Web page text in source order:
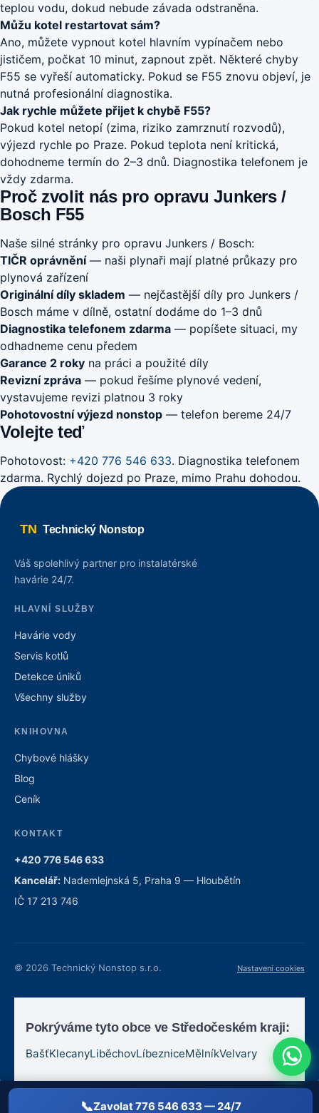
teplou vodu, dokud nebude závada odstraněna.
Můžu kotel restartovat sám?
Ano, můžete vypnout kotel hlavním vypínačem nebo
jističem, počkat 10 minut, zapnout zpět. Některé chyby
F55 se vyřeší automaticky. Pokud se F55 znovu objeví, je
nutná profesionální diagnostika.
Jak rychle můžete přijet k chybě F55?
Pokud kotel netopí (zima, riziko zamrznutí rozvodů),
výjezd rychle po Praze. Pokud teplota není kritická,
dohodneme termín do 2–3 dnů. Diagnostika telefonem je
vždy zdarma.
Proč zvolit nás pro opravu Junkers /
Bosch F55
Naše silné stránky pro opravu Junkers / Bosch:
TIČR oprávnění— naši plynaři mají platné průkazy pro
plynová zařízení
Originální díly skladem — nejčastější díly pro Junkers /
Bosch máme v dílně, ostatní dodáme do 1–3 dnů
Diagnostika telefonem zdarma — popíšete situaci, my
odhadneme cenu předem
Garance 2 roky na práci a použité díly
Revizní zpráva — pokud řešíme plynové vedení,
vystavujeme revizi platnou 3 roky
Pohotovostní výjezd nonstop — telefon bereme 24/7
Volejte teď
Pohotovost: +420 776 546 633. Diagnostika telefonem
zdarma. Rychlý dojezd po Praze, mimo Prahu dohodou.
TN Technický Nonstop
Váš spolehlivý partner pro instalatérské
havárie 24/7.
HLAVNÍ SLUŽBY
Havárie vody
Servis kotlů
Detekce úniků
Všechny služby
KNIHOVNA
Chybové hlášky
Blog
Ceník
KONTAKT
+420 776 546 633
Kancelář: Nademlejnská 5, Praha 9 — Hloubětín
IČ 17 213 746
© 2026 Technický Nonstop s.r.o. Nastavení cookies
Pokrýváme tyto obce ve Středočeském kraji:
BašťKlecanyLiběchovLíbezniceMělníkVelvary
Zavolat 776 546 633
Zavolat 776 546 633 — 24/7